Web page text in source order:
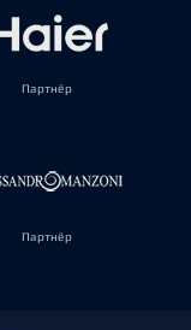
Партнёр
Партнёр